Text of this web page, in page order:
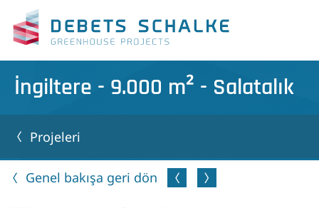
İngiltere - 9.000 m² - Salatalık
Projeleri
Genel bakışa geri dön